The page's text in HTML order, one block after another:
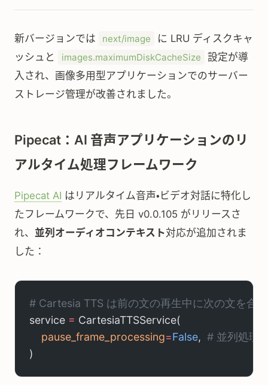
新バージョンでは next/image
に LRU ディスクキャ
ッシュと
images.maximumDiskCacheSize
設定が導
入され、画像多用型アプリケーションでのサーバー
ストレージ管理が改善されました。
Pipecat：AI 音声アプリケーションのリ
アルタイム処理フレームワーク
Pipecat AI はリアルタイム音声・ビデオ対話に特化し
たフレームワークで、先日 v0.0.105 がリリースさ
れ、 並列オーディオコンテキスト対応が追加されま
した：
# Cartesia TTS は前の文の再生中に次の文を合
service = CartesiaTTSService(
    pause_frame_processing
=False, # 並列処理
)